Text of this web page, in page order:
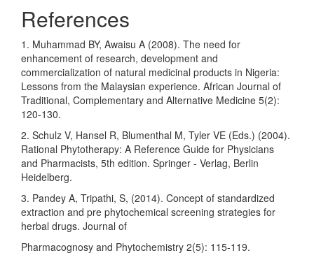
References
1. Muhammad BY, Awaisu A (2008). The need for
enhancement of research, development and
commercialization of natural medicinal products in Nigeria:
Lessons from the Malaysian experience. African Journal of
Traditional, Complementary and Alternative Medicine 5(2):
120-130.
2. Schulz V, Hansel R, Blumenthal M, Tyler VE (Eds.) (2004).
Rational Phytotherapy: A Reference Guide for Physicians
and Pharmacists, 5th edition. Springer - Verlag, Berlin
Heidelberg.
3. Pandey A, Tripathi, S, (2014). Concept of standardized
extraction and pre phytochemical screening strategies for
herbal drugs. Journal of
Pharmacognosy and Phytochemistry 2(5): 115-119.